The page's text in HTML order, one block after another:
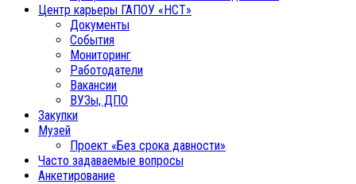
Центр карьеры ГАПОУ «НСТ»
Документы
События
Мониторинг
Работодатели
Вакансии
ВУЗы, ДПО
Закупки
Музей
Проект «Без срока давности»
Часто задаваемые вопросы
Анкетирование